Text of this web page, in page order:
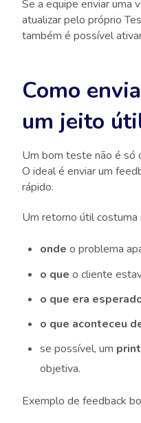
Se a equipe enviar uma
atualizar pelo próprio
também é possível
Como
um jeito
Um bom teste não é só
O ideal é enviar um
rápido.
Um retorno útil costuma
onde o problema
o que o cliente
o que era
o que aconteceu
se possível, um print
objetiva.
Exemplo de feedback